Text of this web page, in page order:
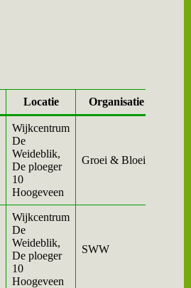
Locatie Organisatie
Wijkcentrum
De
Weideblik,
De ploeger
10
Hoogeveen
Groei & Bloei
Wijkcentrum
De
Weideblik,
De ploeger
10
Hoogeveen
SWW